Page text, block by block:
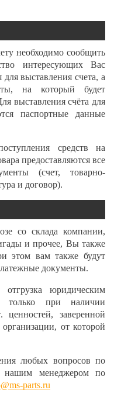
необходимо сообщить
интересующих Вас
выставления счета, а
на который будет
выставления счёта для
паспортные данные
средств на
предоставляются все
(счет, товарно-
и договор).
со склада компании,
и прочее, Вы также
этом вам также будут
документы.
юридическим
при наличии
ценностей, заверенной
от которой
любых вопросов по
нашим менеджером по
parts.ru